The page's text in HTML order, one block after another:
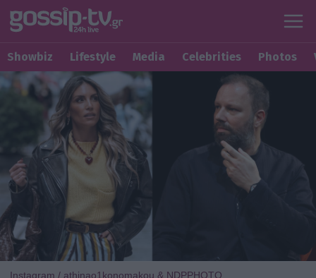
Showbiz Lifestyle Media Celebrities Photos
Instagram / athinao1konomakou & NDPPHOTO